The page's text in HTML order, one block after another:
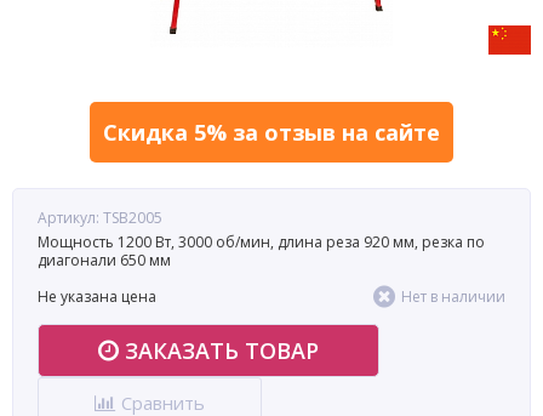
Скидка 5% за отзыв на сайте
Артикул: TSB2005
Мощность 1200 Вт, 3000 об/мин, длина реза 920 мм, резка по
диагонали 650 мм
Не указана цена
Нет в наличии
ЗАКАЗАТЬ ТОВАР
Сравнить